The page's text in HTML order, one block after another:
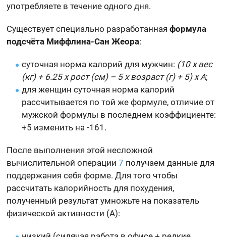
употребляете в течение одного дня.
Существует специально разработаннаяформула
подсчёта Миффлина-Сан Жеора:
суточная норма калорий для мужчин: (10 x вес
(кг) + 6.25 x рост (см) – 5 x возраст (г) + 5) x A;
для женщин суточная норма калорий
рассчитывается по той же формуле, отличие от
мужской формулы в последнем коэффициенте:
+5 изменить на -161.
После выполнения этой несложной
вычислительной операции7 получаем данные для
поддержания себя форме. Для того чтобы
рассчитать калорийность для похудения,
полученный результат умножьте на показатель
физической активности (А):